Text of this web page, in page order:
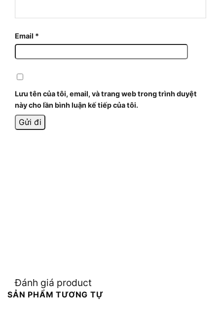
Email *
Lưu tên của tôi, email, và trang web trong trình duyệt
này cho lần bình luận kế tiếp của tôi.
Đánh giá product
SẢN PHẨM TƯƠNG TỰ